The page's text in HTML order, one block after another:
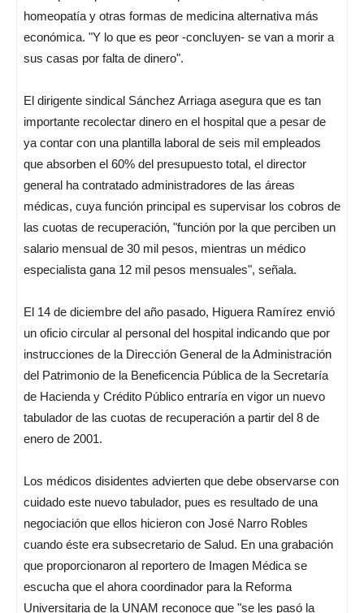
homeopatía y otras formas de medicina alternativa más
económica. "Y lo que es peor -concluyen- se van a morir a
sus casas por falta de dinero".
El dirigente sindical Sánchez Arriaga asegura que es tan
importante recolectar dinero en el hospital que a pesar de
ya contar con una plantilla laboral de seis mil empleados
que absorben el 60% del presupuesto total, el director
general ha contratado administradores de las áreas
médicas, cuya función principal es supervisar los cobros de
las cuotas de recuperación, "función por la que perciben un
salario mensual de 30 mil pesos, mientras un médico
especialista gana 12 mil pesos mensuales", señala.
El 14 de diciembre del año pasado, Higuera Ramírez envió
un oficio circular al personal del hospital indicando que por
instrucciones de la Dirección General de la Administración
del Patrimonio de la Beneficencia Pública de la Secretaría
de Hacienda y Crédito Público entraría en vigor un nuevo
tabulador de las cuotas de recuperación a partir del 8 de
enero de 2001.
Los médicos disidentes advierten que debe observarse con
cuidado este nuevo tabulador, pues es resultado de una
negociación que ellos hicieron con José Narro Robles
cuando éste era subsecretario de Salud. En una grabación
que proporcionaron al reportero de Imagen Médica se
escucha que el ahora coordinador para la Reforma
Universitaria de la UNAM reconoce que "se les pasó la